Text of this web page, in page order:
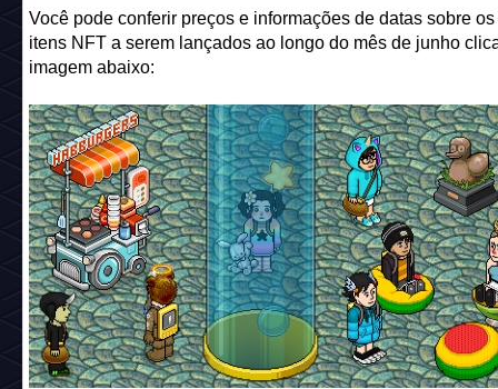
Você pode conferir preços e informações de datas sobre
itens NFT a serem lançados ao longo do mês de junho
imagem abaixo: